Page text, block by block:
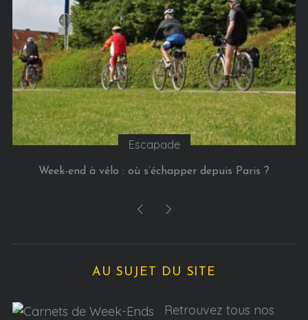
s
Escapade
Week-end à vélo : où s’échapper depuis Paris ?
AU SUJET DU SITE
Retrouvez tous nos